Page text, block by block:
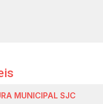
MUNICIPAL SJC